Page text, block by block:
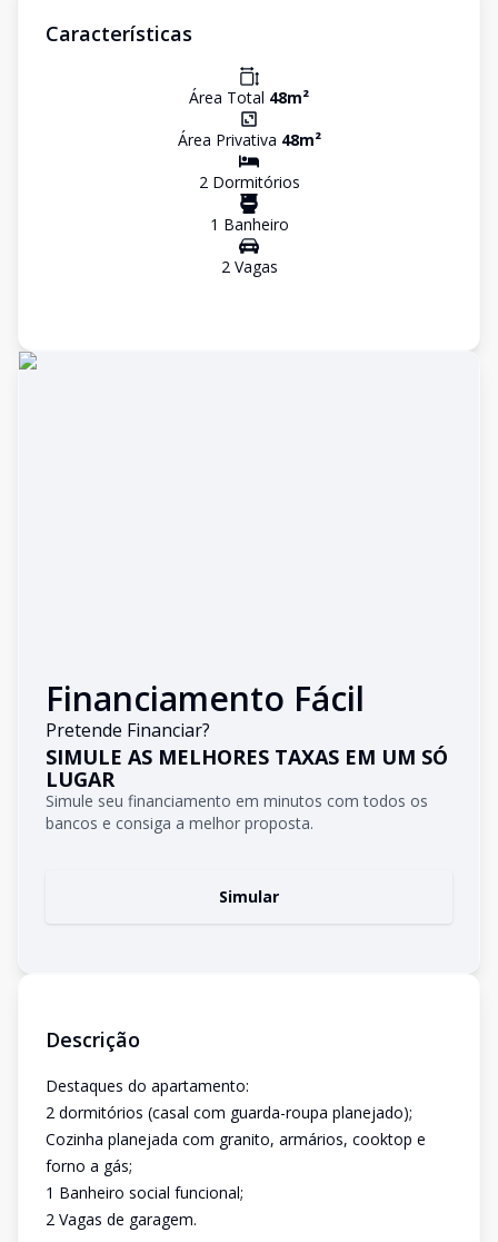
Características
Área Total 48m²
Área Privativa 48m²
2Dormitórios
1 Banheiro
2Vagas
Financiamento Fácil
Pretende Financiar?
SIMULE AS MELHORES TAXAS EM UM SÓ
LUGAR
Simule seu financiamento em minutos com todos os
bancos e consiga a melhor proposta.
Simular
Descrição
Destaques do apartamento:
2 dormitórios (casal com guarda-roupa planejado);
Cozinha planejada com granito, armários, cooktop e
forno a gás;
1 Banheiro social funcional;
2 Vagas de garagem.